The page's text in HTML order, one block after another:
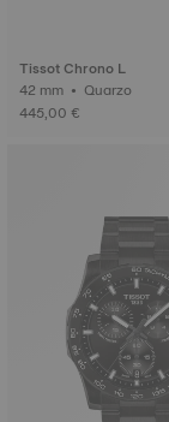
Tissot Chrono L
42 mm • Quarzo
445,00 €